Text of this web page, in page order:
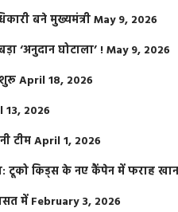
बने मुख्यमंत्रीMay 9, 2026
‘अनुदान घोटाला’ !May 9, 2026
April 18, 2026
13, 2026
टीमApril 1, 2026
टूको किड्स के नए कैंपेन में फराह
में February 3, 2026